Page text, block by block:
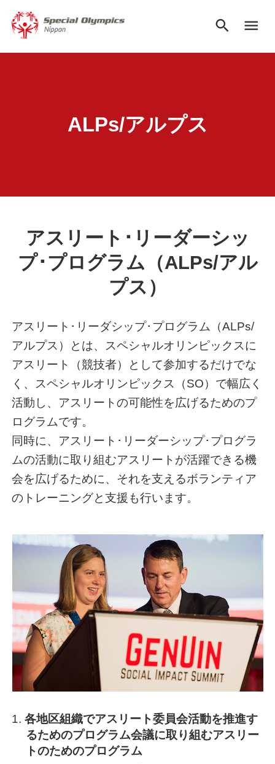
search menu
ALPs/アルプス
アスリート･リーダーシッ
プ･プログラム（ALPs/アル
プス）
アスリート･リーダシップ･プログラム（ALPs/
アルプス）とは、スペシャルオリンピックスに
アスリート（競技者）として参加するだけでな
く、スペシャルオリンピックス（SO）で幅広く
活動し、アスリートの可能性を広げるためのプ
ログラムです。
同時に、アスリート･リーダーシップ･プログラ
ムの活動に取り組むアスリートが活躍できる機
会を広げるために、それを支えるボランティア
のトレーニングと支援も行います。
各地区組織でアスリート委員会活動を推進す
るためのプログラム会議に取り組むアスリー
トのためのプログラム